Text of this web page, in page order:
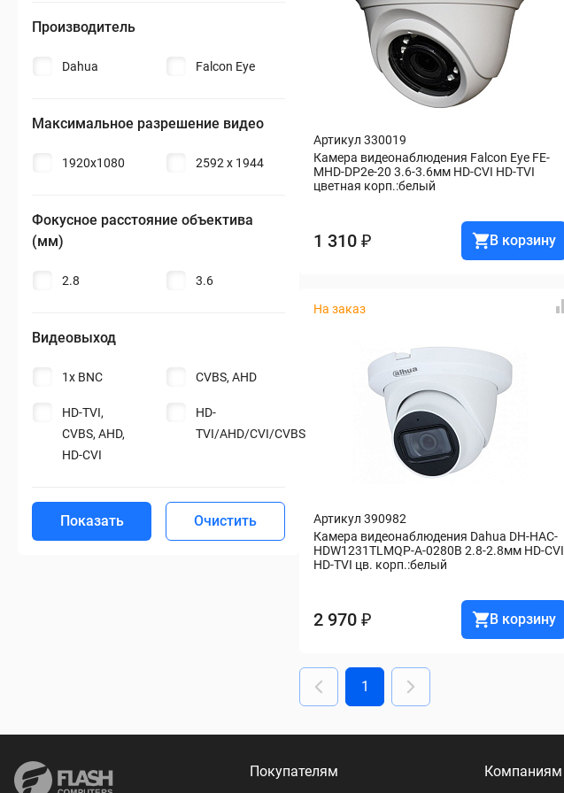
Бытовая техника
Периферия и оргтехника
Накопители
Кабели и переходники
Спорт и туризм
Инструмент и материалы
Сад и дача
Производитель
Dahua Falcon Eye
Максимальное разрешение видео
1920x1080 2592 x 1944
Фокусное расстояние объектива
(мм)
2.8 3.6
Видеовыход
1x BNC CVBS, AHD
HD-TVI,
CVBS, AHD,
HD-CVI
HD-
TVI/AHD/CVI/CVBS
Показать Очистить
Артикул 330019
Камера видеонаблюдения Falcon Eye FE-
MHD-DP2e-20 3.6-3.6мм HD-CVI HD-TVI
цветная корп.:белый
1 310 ₽ В корзину
На заказ
Артикул 390982
Камера видеонаблюдения Dahua DH-HAC-
HDW1231TLMQP-A-0280B 2.8-2.8мм HD-CVI
HD-TVI цв. корп.:белый
2 970 ₽ В корзину
1
Покупателям
Компаниям